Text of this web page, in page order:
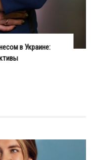
в Украине: